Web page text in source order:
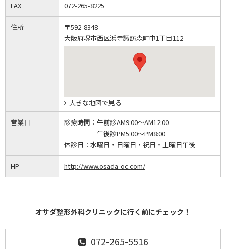
FAX 072-265-8225
住所
〒592-8348
大阪府堺市西区浜寺諏訪森町中1丁目112
大きな地図で見る
営業日 診療時間： 午前診AM9:00～AM12:00
午後診PM5:00～PM8:00
休診日： 水曜日・日曜日・祝日・土曜日午後
HP http://www.osada-oc.com/
オサダ整形外科クリニックに行く前にチェック！
072-265-5516